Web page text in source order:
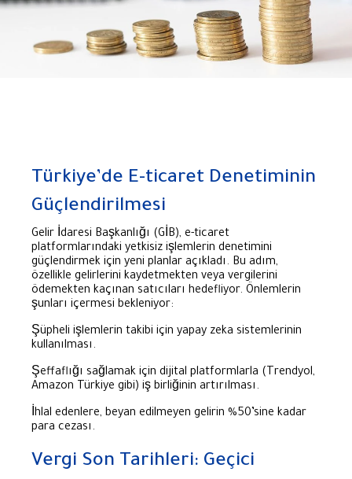
Türkiye’de E-ticaret Denetiminin
Güçlendirilmesi
Gelir İdaresi Başkanlığı (GİB), e-ticaret
platformlarındaki yetkisiz işlemlerin denetimini
güçlendirmek için yeni planlar açıkladı. Bu adım,
özellikle gelirlerini kaydetmekten veya vergilerini
ödemekten kaçınan satıcıları hedefliyor. Önlemlerin
şunları içermesi bekleniyor:
Şüpheli işlemlerin takibi için yapay zeka sistemlerinin
kullanılması.
Şeffaflığı sağlamak için dijital platformlarla (Trendyol,
Amazon Türkiye gibi) iş birliğinin artırılması.
İhlal edenlere, beyan edilmeyen gelirin %50’sine kadar
para cezası.
Vergi Son Tarihleri: Geçici